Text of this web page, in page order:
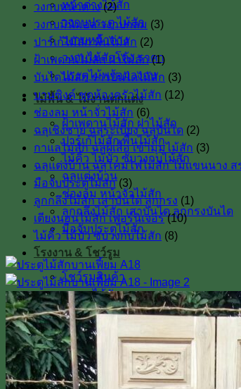
หน้าต่างไม้สัก
วงกบประตู ไม้สัก
วงกบหน้าต่าง
วงกบไม้สักโค้ง ราคา
ประตูไม้พร้อมวงกบ
ไม้พื้น & ไม้งานตกแต่ง
ฝ้าเพดานไม้สัก ฝาไม้สัก
ปาร์เก้ไม้สัก พื้นไม้สัก
ไม้คิ้ว ไม้บัว ซับวงกบไม้สัก
ฉลุแต่งบ้าน
ช่องลม หน้าจั่วไม้สัก
ลูกกลึงไม้สัก เสาบันได ลูกกรงบันได
มือจับประตูไม้สัก
โรงงาน & โชว์รูม
โชว์รูมสินค้า
เตาอบไม้สัก
เกรดไม้สัก
เกี่ยวกับเรา
ค่าทำสี
การขนส่ง
บทความ
วงกบหน้าต่าง (2)
วงกบมินิมอล วงกบกลม (3)
ปาร์เก้ไม้สัก พื้นไม้สัก (2)
ฝ้าเพดานไม้สัก ฝาไม้สัก (1)
บันไดไม้สัก ราวบันไดไม้สัก (3)
บานซิงค์ ชุดห้องครัวไม้สัก (12)
ช่องลม หน้าจั่วไม้สัก (6)
ฉลุเชิงชาย ฉลุระเบียง ฉลุบันได (2)
กาแลไม้สัก ฉลุผีเสื้อ เข้ามุมไม้สัก (3)
ฉลุแต่งบ้าน ฉลุโคมไฟไม้สัก ไม้เเขนนาง ส
มือจับประตูไม้สัก (3)
ลูกกลึงไม้สัก เสาบันใด ลูกกรง (1)
เตียงนอนไม้สัก เฟอร์นิเจอร์ (10)
ไม้คิ้ว ไม้บัว ซับวงกบไม้สัก (8)